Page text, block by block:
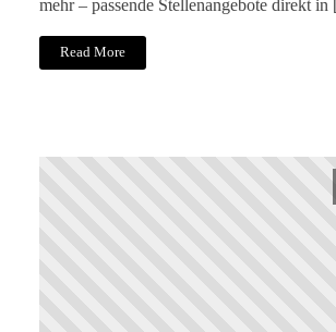
mehr – passende Stellenangebote direkt
Read More